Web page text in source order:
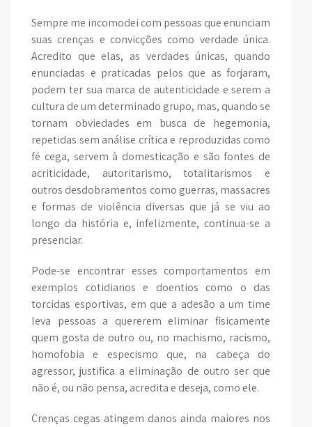
Sempre me incomodei com pessoas que enunciam
suas crenças e convicções como verdade única.
Acredito que elas, as verdades únicas, quando
enunciadas e praticadas pelos que as forjaram,
podem ter sua marca de autenticidade e serem a
cultura de um determinado grupo, mas, quando se
tornam obviedades em busca de hegemonia,
repetidas sem análise crítica e reproduzidas como
fé cega, servem à domesticação e são fontes de
acriticidade, autoritarismo, totalitarismos e
outros desdobramentos como guerras, massacres
e formas de violência diversas que já se viu ao
longo da história e, infelizmente, continua-se a
presenciar.
Pode-se encontrar esses comportamentos em
exemplos cotidianos e doentios como o das
torcidas esportivas, em que a adesão a um time
leva pessoas a quererem eliminar fisicamente
quem gosta de outro ou, no machismo, racismo,
homofobia e especismo que, na cabeça do
agressor, justifica a eliminação de outro ser que
não é, ou não pensa, acredita e deseja, como ele.
Crenças cegas atingem danos ainda maiores nos